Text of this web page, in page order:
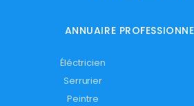
ANNUAIRE
Éléctricien
Serrurier
Peintre